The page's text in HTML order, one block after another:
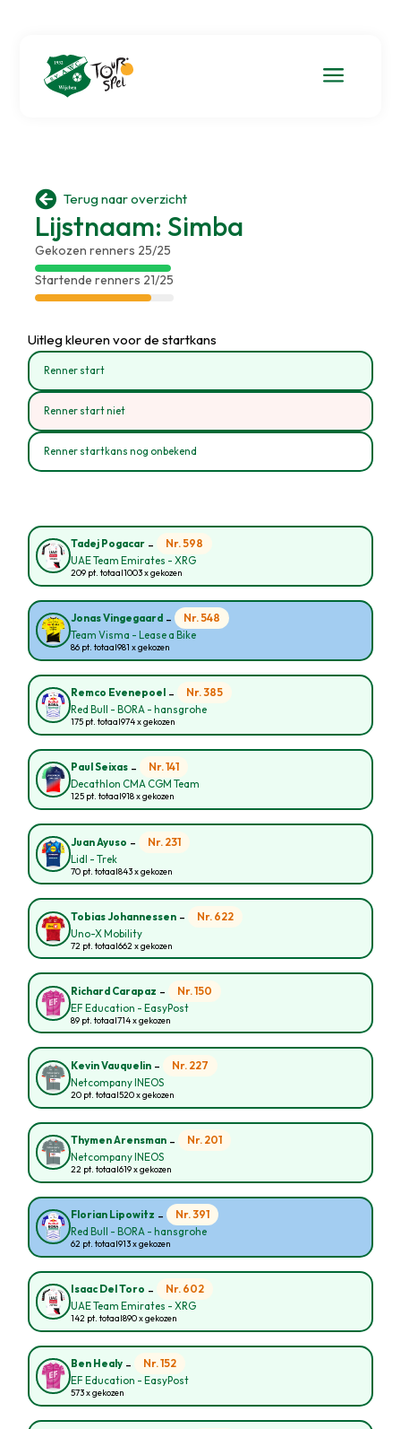
a
 Terug naar overzicht
Lijstnaam: Simba
Gekozen renners 25/25
Startende renners 21/25
Uitleg kleuren voor de startkans
Renner start
Renner start niet
Renner startkans nog onbekend
Tadej Pogacar - Nr. 598
UAE Team Emirates - XRG
209 pt. totaal1003 x gekozen
Jonas Vingegaard - Nr. 548
Team Visma - Lease a Bike
86 pt. totaal981 x gekozen
Remco Evenepoel - Nr. 385
Red Bull - BORA - hansgrohe
175 pt. totaal974 x gekozen
Paul Seixas - Nr. 141
Decathlon CMA CGM Team
125 pt. totaal918 x gekozen
Juan Ayuso - Nr. 231
Lidl - Trek
70 pt. totaal843 x gekozen
Tobias Johannessen - Nr. 622
Uno-X Mobility
72 pt. totaal662 x gekozen
Richard Carapaz - Nr. 150
EF Education - EasyPost
89 pt. totaal714 x gekozen
Kevin Vauquelin - Nr. 227
Netcompany INEOS
20 pt. totaal520 x gekozen
Thymen Arensman - Nr. 201
Netcompany INEOS
22 pt. totaal619 x gekozen
Florian Lipowitz - Nr. 391
Red Bull - BORA - hansgrohe
62 pt. totaal913 x gekozen
Isaac Del Toro - Nr. 602
UAE Team Emirates - XRG
142 pt. totaal890 x gekozen
Ben Healy - Nr. 152
EF Education - EasyPost
573 x gekozen